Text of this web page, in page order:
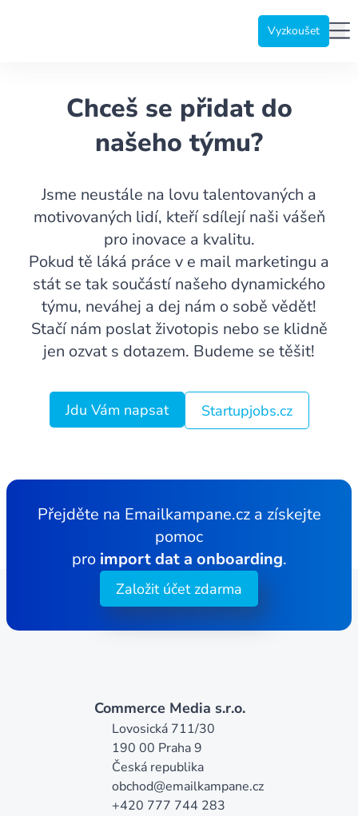
Vyzkoušet
Chceš se přidat do
našeho týmu?
Jsme neustále na lovu talentovaných a
motivovaných lidí, kteří sdílejí naši vášeň
pro inovace a kvalitu.
Pokud tě láká práce v e mail marketingu a
stát se tak součástí našeho dynamického
týmu, neváhej a dej nám o sobě vědět!
Stačí nám poslat životopis nebo se klidně
jen ozvat s dotazem. Budeme se těšit!
Jdu Vám napsat Startupjobs.cz
Přejděte na Emailkampane.cz a získejte
pomoc
pro import dat a onboarding.
Založit účet zdarma
Commerce Media s.r.o.
Lovosická 711/30
190 00 Praha 9
Česká republika
obchod@emailkampane.cz
+420 777 744 283